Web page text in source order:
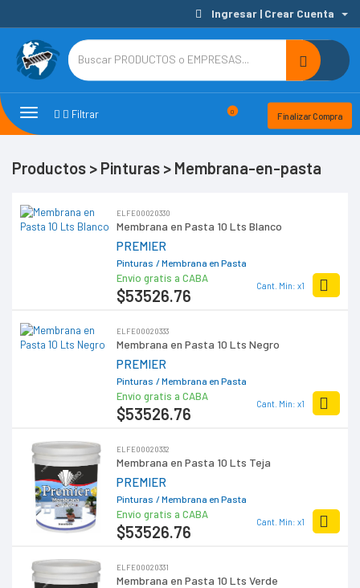
Ingresar | Crear Cuenta
0 Finalizar Compra
ToggleToggleFiltrar
Productos > Pinturas > Membrana-en-pasta
ELFE00020330
Membrana en Pasta 10 Lts Blanco
PREMIER
Pinturas / Membrana en Pasta
Envío gratis a CABA
$53526.76
Cant. Min: x1
ELFE00020333
Membrana en Pasta 10 Lts Negro
PREMIER
Pinturas / Membrana en Pasta
Envío gratis a CABA
$53526.76
Cant. Min: x1
ELFE00020332
Membrana en Pasta 10 Lts Teja
PREMIER
Pinturas / Membrana en Pasta
Envío gratis a CABA
$53526.76
Cant. Min: x1
ELFE00020331
Membrana en Pasta 10 Lts Verde